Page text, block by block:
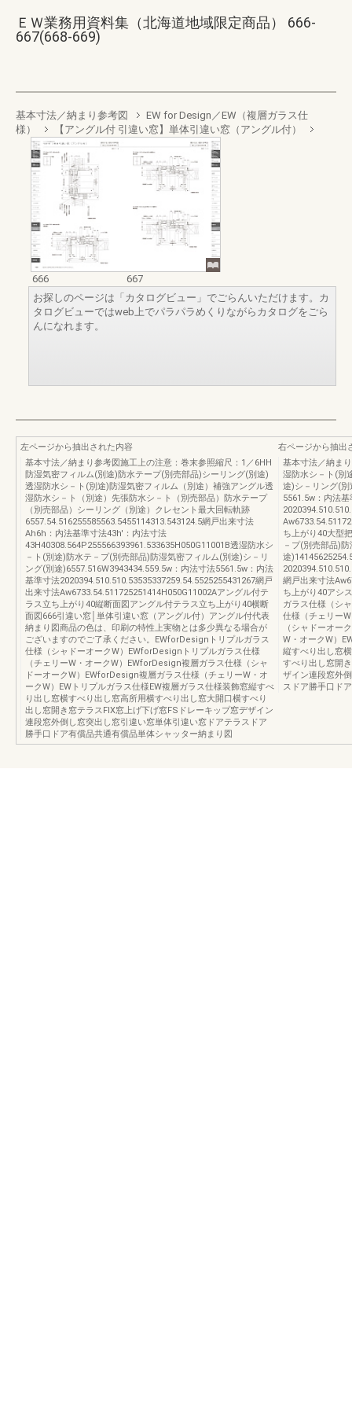
ＥＷ業務用資料集（北海道地域限定商品） 666-
667(668-669)
基本寸法／納まり参考図
EW for Design／EW（複層ガラス仕
様）
【アングル付 引違い窓】単体引違い窓（アングル付）
666
667
お探しのページは「カタログビュー」でごらんいただけます。カ
タログビューではweb上でパラパラめくりながらカタログをごら
んになれます。
左ページから抽出された内容
基本寸法／納まり参考図施工上の注意：巻末参照縮尺：1／6HH
防湿気密フィルム(別途)防水テープ(別売部品)シーリング(別途)
透湿防水シ－ト(別途)防湿気密フィルム（別途）補強アングル透
湿防水シ－ト（別途）先張防水シ－ト（別売部品）防水テープ
（別売部品）シーリング（別途）クレセント最大回転軌跡
6557.54.516255585563.5455114313.543124.5網戸出来寸法
Ah6h：内法基準寸法43h'：内法寸法
43H40308.564P255566393961.533635H050G11001B透湿防水シ
－ト(別途)防水テ－プ(別売部品)防湿気密フィルム(別途)シ－リ
ング(別途)6557.516W3943434.559.5w：内法寸法5561.5w：内法
基準寸法2020394.510.510.53535337259.54.5525255431267網戸
出来寸法Aw6733.54.511725251414H050G11002Aアングル付テ
ラス立ち上がり40縦断面図アングル付テラス立ち上がり40横断
面図666引違い窓│単体引違い窓（アングル付）アングル付代表
納まり図商品の色は、印刷の特性上実物とは多少異なる場合が
ございますのでご了承ください。EWforDesignトリプルガラス
仕様（シャドーオークW）EWforDesignトリプルガラス仕様
（チェリーW・オークW）EWforDesign複層ガラス仕様（シャ
ドーオークW）EWforDesign複層ガラス仕様（チェリーW・オ
ークW）EWトリプルガラス仕様EW複層ガラス仕様装飾窓縦すべ
り出し窓横すべり出し窓高所用横すべり出し窓大開口横すべり
出し窓開き窓テラスFIX窓上げ下げ窓FSドレーキップ窓デザイン
連段窓外倒し窓突出し窓引違い窓単体引違い窓ドアテラスドア
勝手口ドア有償品共通有償品単体シャッター納まり図
右ページから抽出
基本寸法／納ま
湿防水シ－ト(別
途)シ－リング(別
5561.5w：内法基
ち上がり40大型
－プ(別売部品)
途
網戸出来寸法
ち上がり40アシ
ガラス仕様（シ
仕様（チェリー
（シャドーオー
W・オークW）
縦すべり出し窓
すべり出し窓開
ザイン連段窓外
スドア勝手口ド